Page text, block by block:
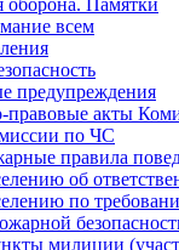
оборона. Памятки
всем
предупреждения
правовые акты
по ЧС
правила
об
по
милиции